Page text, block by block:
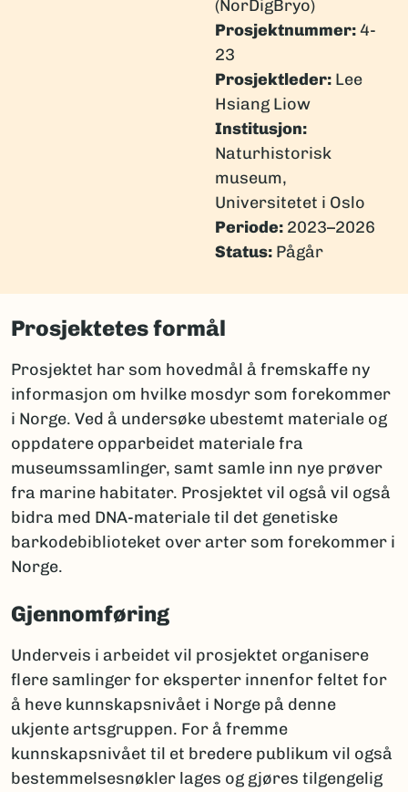
(NorDigBryo)
Prosjektnummer: 4-
23
Prosjektleder: Lee
Hsiang Liow
Institusjon:
Naturhistorisk
museum,
Universitetet i Oslo
Periode: 2023–2026
Status: Pågår
Prosjektetes formål
Prosjektet har som hovedmål å fremskaffe ny
informasjon om hvilke mosdyr som forekommer
i Norge. Ved å undersøke ubestemt materiale og
oppdatere opparbeidet materiale fra
museumssamlinger, samt samle inn nye prøver
fra marine habitater. Prosjektet vil også vil også
bidra med DNA-materiale til det genetiske
barkodebiblioteket over arter som forekommer i
Norge.
Gjennomføring
Underveis i arbeidet vil prosjektet organisere
flere samlinger for eksperter innenfor feltet for
å heve kunnskapsnivået i Norge på denne
ukjente artsgruppen. For å fremme
kunnskapsnivået til et bredere publikum vil også
bestemmelsesnøkler lages og gjøres tilgengelig